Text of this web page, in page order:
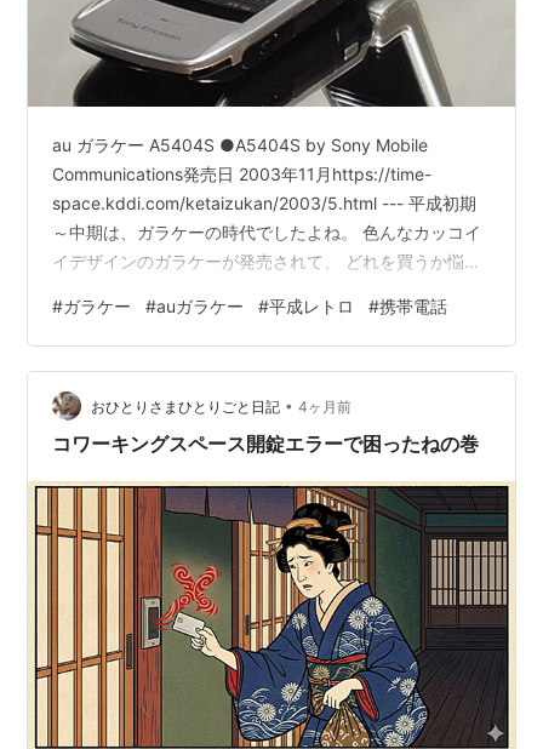
au ガラケー A5404S ●A5404S by Sony Mobile
Communications発売日 2003年11月https://time-
space.kddi.com/ketaizukan/2003/5.html --- 平成初期
～中期は、ガラケーの時代でしたよね。 色んなカッコイ
イデザインのガラケーが発売されて、 どれを買うか悩ん
たよね♪ 今回は、昔…僕が使っていたケータイをご紹介す
る回です♪ というのも、古い機器って、いつ壊れるかわか
らないので、 動くうちに動画に残したかったのです。 と
いう事で 2003年に発売されたガラ…
#ガラケー #auガラケー #平成レトロ #携帯電話
おひとりさまひとりごと日記 • 4ヶ月前
コワーキングスペース開錠エラーで困ったねの巻